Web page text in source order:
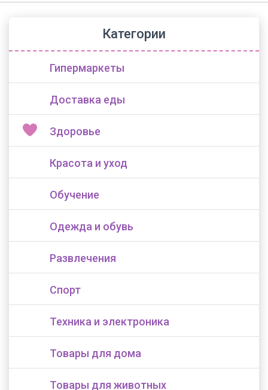
Категории
Гипермаркеты
Доставка еды
Здоровье
Красота и уход
Обучение
Одежда и обувь
Развлечения
Спорт
Техника и электроника
Товары для дома
Товары для животных